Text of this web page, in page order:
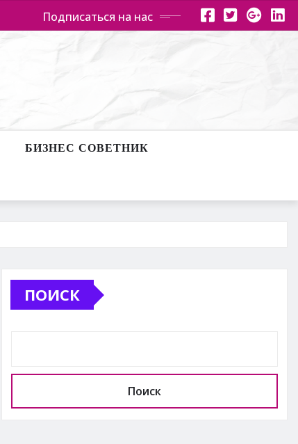
Подписаться на нас
БИЗНЕС СОВЕТНИК
ПОИСК
Поиск